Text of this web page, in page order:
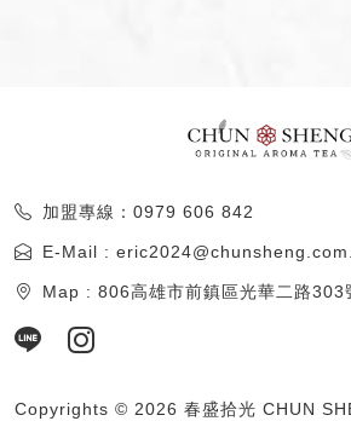
加盟專線：0979 606 842
E-Mail :
Map : 806高雄市前鎮區光華二路303
Copyrights © 2026 春盛拾光 CHUN